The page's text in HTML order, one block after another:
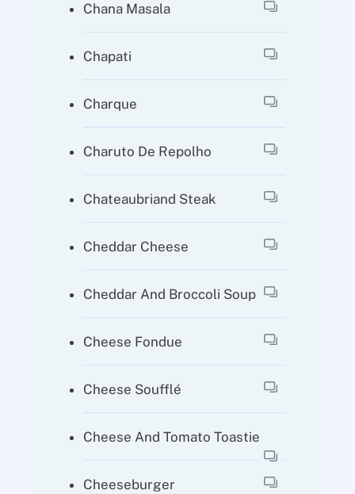
Chana Masala
Chapati
Charque
Charuto De Repolho
Chateaubriand Steak
Cheddar Cheese
Cheddar And Broccoli Soup
Cheese Fondue
Cheese Soufflé
Cheese And Tomato Toastie
Cheeseburger